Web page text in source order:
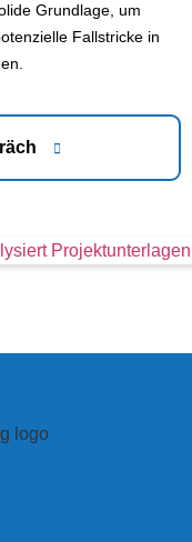
Grundlage, um
Fallstricke in